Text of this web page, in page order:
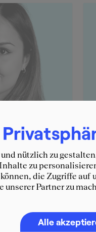
Women"
nützlich zu
zu
die Zugriffe auf
unserer Partner zu
Alle